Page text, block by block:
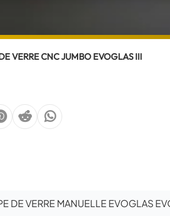
VERRE CNC JUMBO EVOGLAS III
DE VERRE MANUELLE EVOGLAS